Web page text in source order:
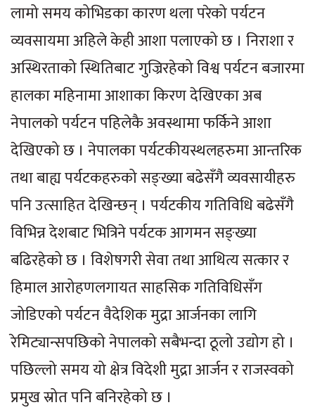
लामो समय कोभिडका कारण थला परेको पर्यटन
व्यवसायमा अहिले केही आशा पलाएको छ । निराशा र
अस्थिरताको स्थितिबाट गुज्रिरहेको विश्व पर्यटन बजारमा
हालका महिनामा आशाका किरण देखिएका अब
नेपालको पर्यटन पहिलेकै अवस्थामा फर्किने आशा
देखिएको छ । नेपालका पर्यटकीयस्थलहरुमा आन्तरिक
तथा बाह्य पर्यटकहरुको सङ्ख्या बढेसँगै व्यवसायीहरु
पनि उत्साहित देखिन्छन् । पर्यटकीय गतिविधि बढेसँगै
विभिन्न देशबाट भित्रिने पर्यटक आगमन सङ्ख्या
बढिरहेको छ । विशेषगरी सेवा तथा आथित्य सत्कार र
हिमाल आरोहणलगायत साहसिक गतिविधिसँग
जोडिएको पर्यटन वैदेशिक मुद्रा आर्जनका लागि
रेमिट्यान्सपछिको नेपालको सबैभन्दा ठूलो उद्योग हो ।
पछिल्लो समय यो क्षेत्र विदेशी मुद्रा आर्जन र राजस्वको
प्रमुख स्रोत पनि बनिरहेको छ ।